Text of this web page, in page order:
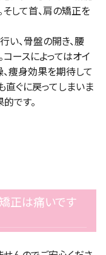
して首、肩の矯正を
い、骨盤の開き、腰
コースによってはオイ
、痩身効果を期待して
直ぐに戻ってしまいま
です。
正は痛いです